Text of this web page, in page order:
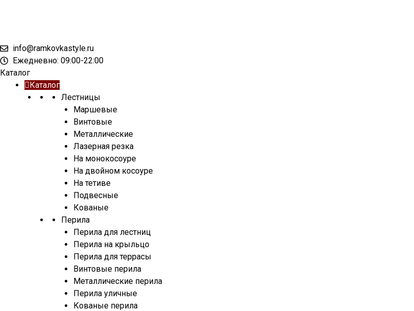
info@ramkovkastyle.ru
Ежедневно: 09:00-22:00
Каталог
Каталог
Лестницы
Маршевые
Винтовые
Металлические
Лазерная резка
На монокосоуре
На двойном косоуре
На тетиве
Подвесные
Кованые
Перила
Перила для лестниц
Перила на крыльцо
Перила для террасы
Винтовые перила
Металлические перила
Перила уличные
Кованые перила